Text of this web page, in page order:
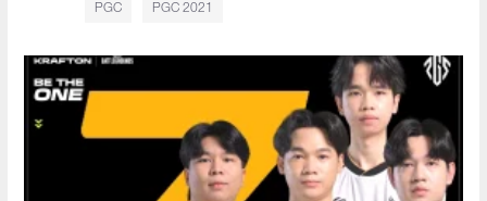
PGC PGC 2021